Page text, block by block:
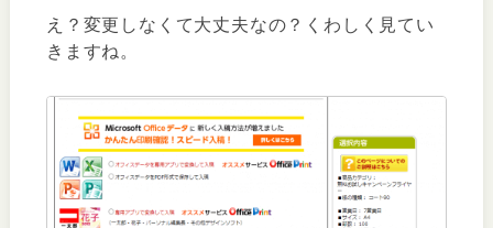
え？変更しなくて大丈夫なの？くわしく見てい
きますね。